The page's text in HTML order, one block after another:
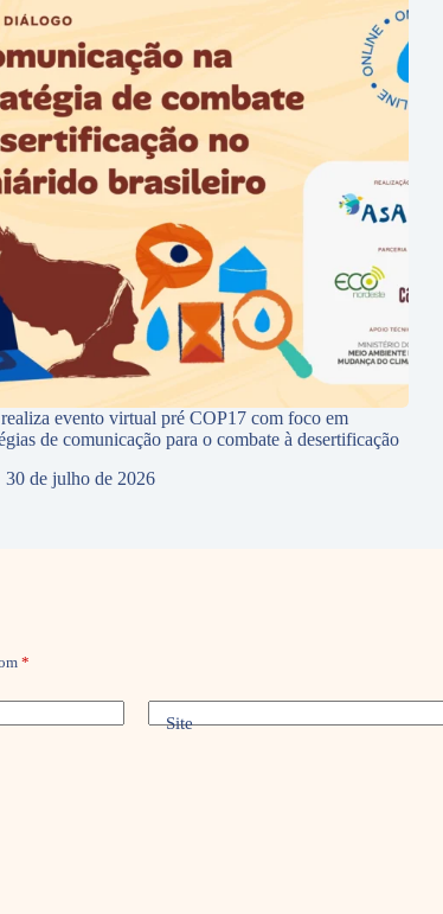
evento virtual pré COP17 com foco em
de comunicação para o combate à desertificação
30 de julho de 2026
*
Site